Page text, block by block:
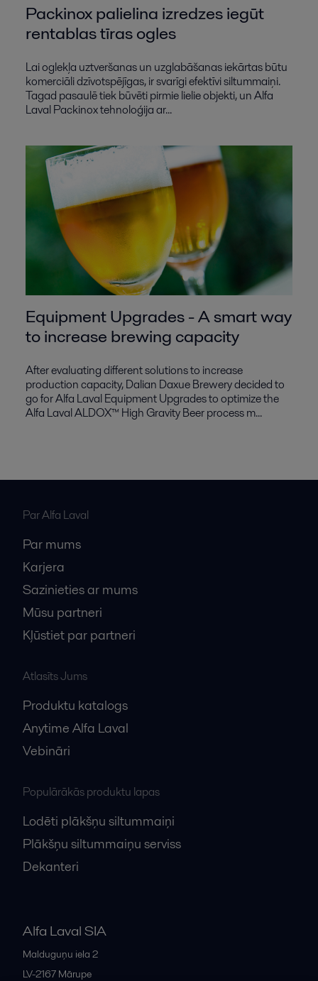
Packinox palielina izredzes iegūt
rentablas tīras ogles
Lai oglekļa uztveršanas un uzglabāšanas iekārtas būtu
komerciāli dzīvotspējīgas, ir svarīgi efektīvi siltummaiņi.
Tagad pasaulē tiek būvēti pirmie lielie objekti, un Alfa
Laval Packinox tehnoloģija ar...
Equipment Upgrades - A smart way
to increase brewing capacity
After evaluating different solutions to increase
production capacity, Dalian Daxue Brewery decided to
go for Alfa Laval Equipment Upgrades to optimize the
Alfa Laval ALDOX™ High Gravity Beer process m...
Par Alfa Laval
Par mums
Karjera
Sazinieties ar mums
Mūsu partneri
Kļūstiet par partneri
Atlasīts Jums
Produktu katalogs
Anytime Alfa Laval
Vebināri
Populārākās produktu lapas
Lodēti plākšņu siltummaiņi
Plākšņu siltummaiņu serviss
Dekanteri
Alfa Laval SIA
Malduguņu iela 2
LV-2167 Mārupe